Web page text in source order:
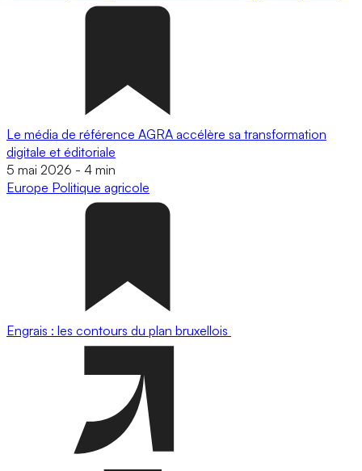
Le média de référence AGRA accélère sa transformation
digitale et éditoriale
5 mai 2026 - 4 min
Europe Politique agricole
Engrais : les contours du plan bruxellois